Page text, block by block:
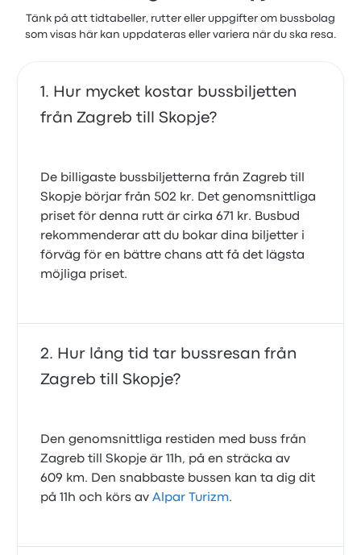
Tänk på att tidtabeller, rutter eller uppgifter om bussbolag
som visas här kan uppdateras eller variera när du ska resa.
Hur mycket kostar bussbiljetten
från Zagreb till Skopje?
De billigaste bussbiljetterna från Zagreb till
Skopje börjar från 502 kr. Det genomsnittliga
priset för denna rutt är cirka 671 kr. Busbud
rekommenderar att du bokar dina biljetter i
förväg för en bättre chans att få det lägsta
möjliga priset.
Hur lång tid tar bussresan från
Zagreb till Skopje?
Den genomsnittliga restiden med buss från
Zagreb till Skopje är 11h, på en sträcka av
609 km. Den snabbaste bussen kan ta dig dit
på 11h och körs avAlpar Turizm.